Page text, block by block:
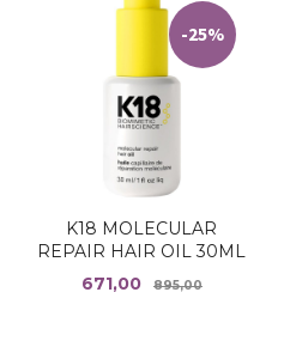
K18 MOLECULAR
REPAIR HAIR OIL 30ML
Tilbud
671,00 895,00Rabatt
-25%